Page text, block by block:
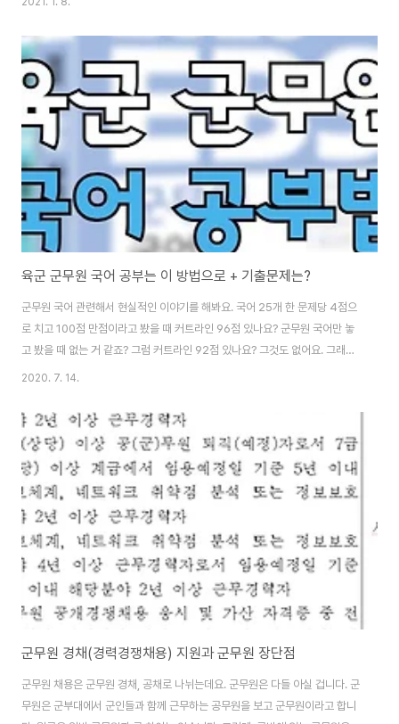
군별로 선발을 하는데요. 육군, 공군, 해군, 해병대, 국방부 이렇게 군별로 채용
을 하고 있습니다. 군무원 자기소개서 "지원동기" 오늘은 군무원 면접에서 여
러분이 가장 궁금해하실 질문을 준비했어요. 바로 군무원 지원동기 아닐까 싶
은데요. 모든 면접이 다 그렇지만 지원 동기가 면접관 입장에서도 궁금하면서
도 우리 지원자들 입장에서는 대답..
육군 군무원 국어 공부는 이 방법으로 + 기출문제는?
군무원 국어 관련해서 현실적인 이야기를 해봐요. 국어 25개 한 문제당 4점으
로 치고 100점 만점이라고 봤을 때 커트라인 96점 있나요? 군무원 국어만 놓
고 봤을 때 없는 거 같죠? 그럼 커트라인 92점 있나요? 그것도 없어요. 그래서
국어 하나만 놓고 봤을 때는 일단 기본적으로 80점 넘으면 조금 어느 정도 안
조금 더 점수를 받으면 좋기는 해요. 물론 전공에서 그만큼 받쳐주면 되겠지만
요. 그렇다면 이 이야기는 80점을 목표로 한다면 4점 곱하기 5문제 20점. 5
문제는 어떻게 해도 된다? "틀려도 돼"라고 생각을 하자는 거죠. 5문제는 틀려
도 됩니다. 자신있는 부분 본인이 자신 있는 부분이 있을 거예요. 지금 사실 지
금까지 ..
2020. 7. 14.
군무원 경채(경력경쟁채용) 지원과 군무원 장단점
군무원 채용은 군무원 경채, 공채로 나뉘는데요. 군무원은 다들 아실 겁니다. 군
무원은 군부대에서 군인들과 함께 근무하는 공무원을 보고 군무원이라고 합니